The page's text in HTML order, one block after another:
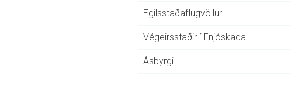
Egilsstaðaflugvöllur
Végeirsstaðir í Fnjóskadal
Ásbyrgi